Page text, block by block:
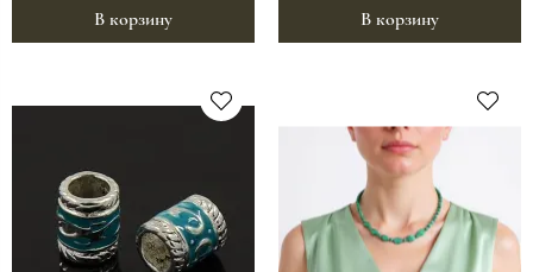
В корзину В корзину